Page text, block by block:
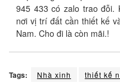
945 433 có zalo trao đỗi.
nơi vị trí đất cần thiết kế
Nam. Cho đi là còn mãi.!
Tags: Nhà xinh thiết kế